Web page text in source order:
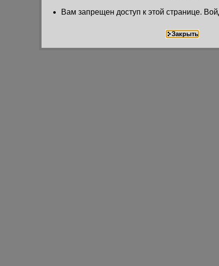
Вам запрещен доступ к этой странице.